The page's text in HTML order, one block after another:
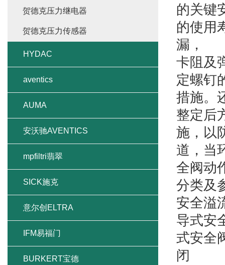
的关键
的使用
漏，
卡阻及
定螺钉
措施。
整定后
施，以
道，当
全阀动
分类及
安全溢
导式安
式安全
闭
贺德克压力继电器
贺德克压力传感器
HYDAC
aventics
AUMA
安沃驰AVENTICS
mpfiltri翡翠
SICK施克
意尔创ELTRA
IFM易福门
BURKERT宝德